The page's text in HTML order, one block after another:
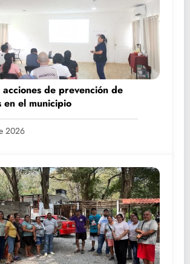
acciones de prevención de
en el municipio
2026